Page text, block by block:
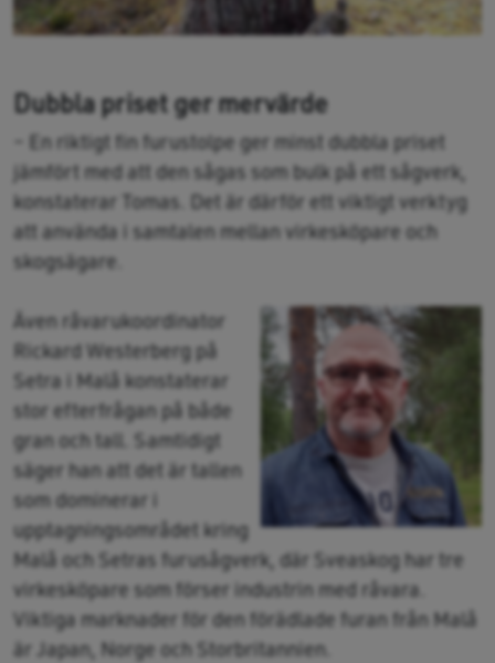
Dubbla priset ger mervärde
– En riktigt fin furustolpe ger minst dubbla priset
jämfört med att den sågas som bulk på ett sågverk,
konstaterar Tomas. Det är därför ett viktigt verktyg
att använda i samtalen mellan virkesköpare och
skogsägare.
Även råvarukoordinator
Rickard Westerberg på
Setra i Malå konstaterar
stor efterfrågan på både
gran och tall. Samtidigt
säger han att det är tallen
som dominerar i
upptagningsområdet kring
Malå och Setras furusågverk, där Sveaskog har tre
virkesköpare som förser industrin med råvara.
Viktiga marknader för den förädlade furan från Malå
är Japan, Norge och Storbritannien.